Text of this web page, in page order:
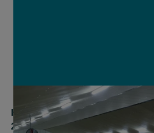
Helft van totale
2025 ligt nog in